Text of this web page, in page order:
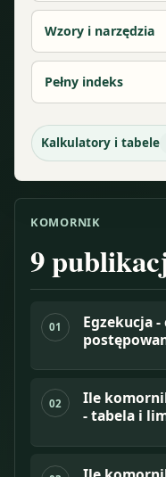
Wzory i narzędzia
Pełny indeks
Kalkulatory i tabele
KOMORNIK
9
01
Egzekucja
02
Ile
- tabela i